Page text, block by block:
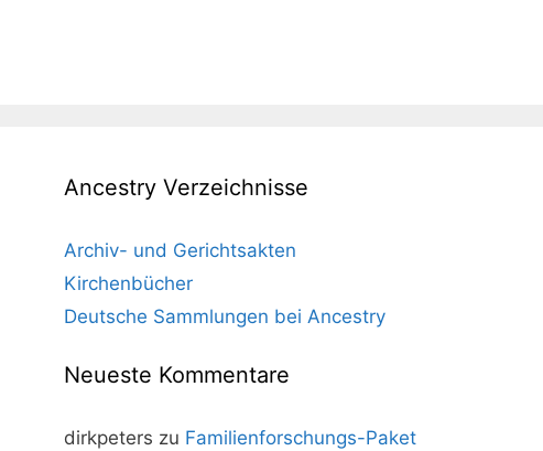
Ancestry Verzeichnisse
Archiv- und Gerichtsakten
Kirchenbücher
Deutsche Sammlungen bei Ancestry
Neueste Kommentare
dirkpeters zu Familienforschungs-Paket